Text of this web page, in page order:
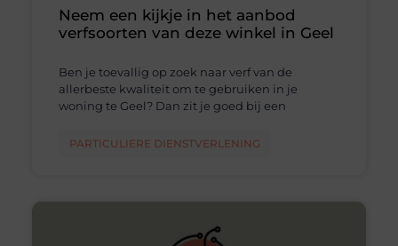
Neem een kijkje in het aanbod
verfsoorten van deze winkel in Geel
Ben je toevallig op zoek naar verf van de
allerbeste kwaliteit om te gebruiken in je
woning te Geel? Dan zit je goed bij een
PARTICULIERE DIENSTVERLENING